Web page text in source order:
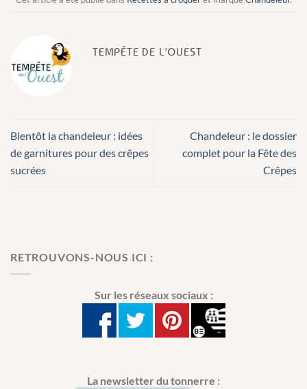
TEMPÊTE DE L'OUEST
Bientôt la chandeleur : idées
de garnitures pour des crêpes
sucrées
Chandeleur : le dossier
complet pour la Fête des
Crêpes
RETROUVONS-NOUS ICI :
Sur les réseaux sociaux :
La newsletter du tonnerre :